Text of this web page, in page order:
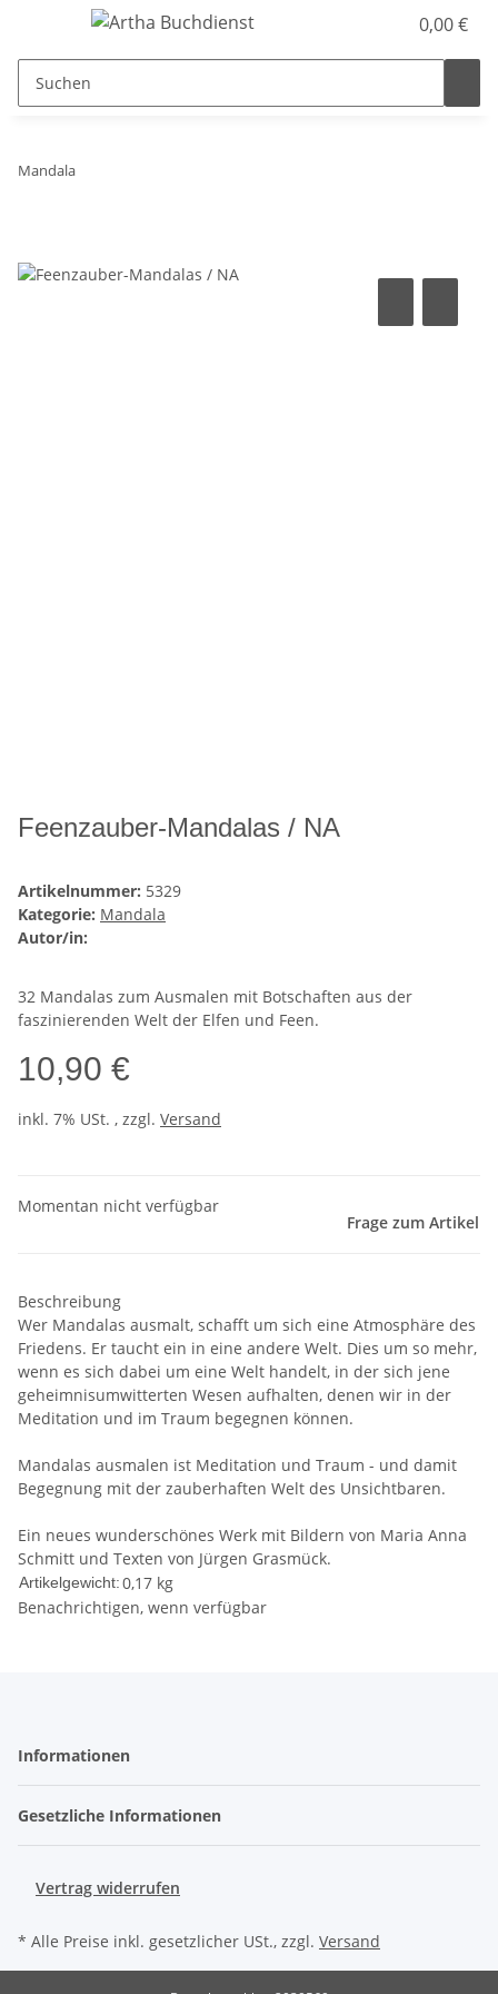
0,00 €
Mandala
Feenzauber-Mandalas / NA
Artikelnummer: 5329
Kategorie: Mandala
Autor/in:
32 Mandalas zum Ausmalen mit Botschaften aus der
faszinierenden Welt der Elfen und Feen.
10,90 €
inkl. 7% USt. , zzgl. Versand
Momentan nicht verfügbar
Frage zum Artikel
Beschreibung
Wer Mandalas ausmalt, schafft um sich eine Atmosphäre des
Friedens. Er taucht ein in eine andere Welt. Dies um so mehr,
wenn es sich dabei um eine Welt handelt, in der sich jene
geheimnisumwitterten Wesen aufhalten, denen wir in der
Meditation und im Traum begegnen können.
Mandalas ausmalen ist Meditation und Traum - und damit
Begegnung mit der zauberhaften Welt des Unsichtbaren.
Ein neues wunderschönes Werk mit Bildern von Maria Anna
Schmitt und Texten von Jürgen Grasmück.
Artikelgewicht:0,17 kg
Benachrichtigen, wenn verfügbar
Informationen
Gesetzliche Informationen
Vertrag widerrufen
* Alle Preise inkl. gesetzlicher USt., zzgl. Versand